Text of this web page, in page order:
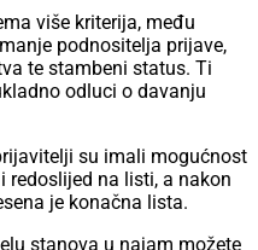
više kriterija, među
podnositelja prijave,
te stambeni status. Ti
odluci o davanju
su imali mogućnost
redoslijed na listi, a nakon
je konačna lista.
stanova u najam možete